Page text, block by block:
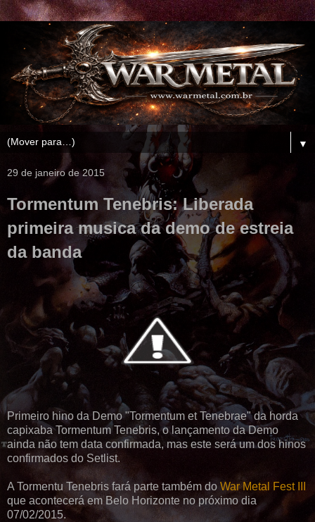
▼
29 de janeiro de 2015
Tormentum Tenebris: Liberada
primeira musica da demo de estreia
da banda
Primeiro hino da Demo "Tormentum et Tenebrae" da horda
capixaba Tormentum Tenebris, o lançamento da Demo
ainda não tem data confirmada, mas este será um dos hinos
confirmados do Setlist.
A Tormentu Tenebris fará parte também do War Metal Fest III
que acontecerá em Belo Horizonte no próximo dia
07/02/2015.